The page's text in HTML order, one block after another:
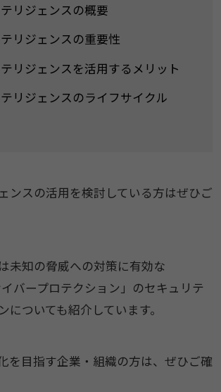
リジェンスの概要
リジェンスの重要性
リジェンスを活用するメリット
リジェンスのライフサイクル
ンスの活用を検討している方はぜひご
未知の脅威への対策に有効な
イバープロテクション」のセキュリテ
についても紹介しています。
を目指す企業・組織の方は、ぜひご確